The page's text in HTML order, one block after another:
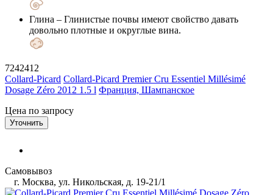
Глина – Глинистые почвы имеют свойство давать
довольно плотные и округлые вина.
7242412
Collard-Picard Collard-Picard Premier Cru Essentiel Millésimé
Dosage Zéro 2012 1.5 l Франция, Шампанское
Цена по запросу
Уточнить
Самовывоз
г. Москва, ул. Никольская, д. 19-21/1